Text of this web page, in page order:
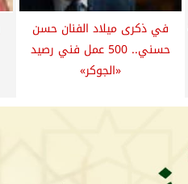
في ذكرى ميلاد الفنان حسن
حسني.. 500 عمل فني رصيد
«الجوكر»